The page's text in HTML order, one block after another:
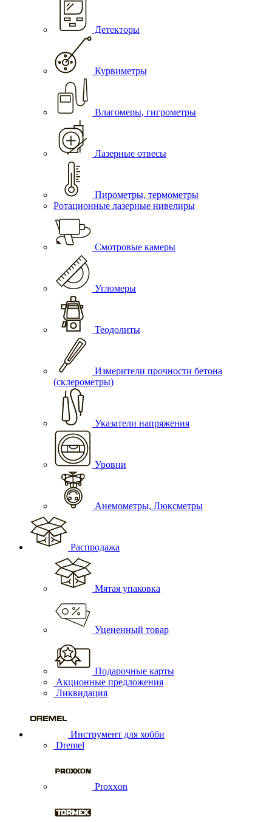
Детекторы
Курвиметры
Влагомеры, гигрометры
Лазерные отвесы
Пирометры, термометры
Ротационные лазерные нивелиры
Смотровые камеры
Угломеры
Теодолиты
Измерители прочности бетона
(склерометры)
Указатели напряжения
Уровни
Анемометры, Люксметры
Распродажа
Мятая упаковка
Уцененный товар
Подарочные карты
Акционные предложения
Ликвидация
Инструмент для хобби
Dremel
Proxxon